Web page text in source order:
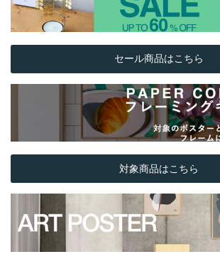
セール商品はこちら
対象商品はこちら